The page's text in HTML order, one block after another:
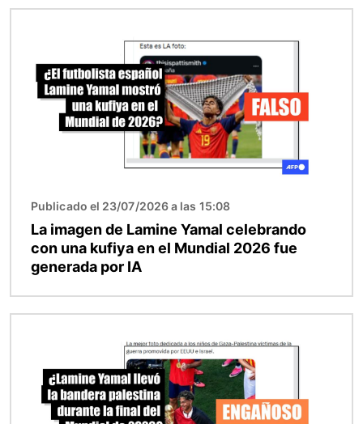
Publicado el 23/07/2026 a las 15:08
La imagen de Lamine Yamal celebrando
con una kufiya en el Mundial 2026 fue
generada por IA